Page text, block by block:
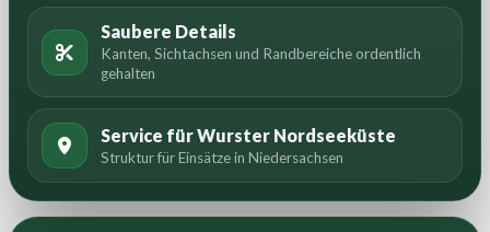
Saubere Details
Kanten, Sichtachsen und Randbereiche ordentlich
gehalten
Service für Wurster Nordseeküste
Struktur für Einsätze in Niedersachsen